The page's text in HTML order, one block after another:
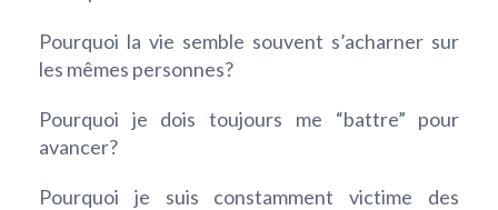
Pourquoi la vie semble souvent s’acharner sur
les mêmes personnes?
Pourquoi je dois toujours me “battre” pour
avancer?
Pourquoi je suis constamment victime des